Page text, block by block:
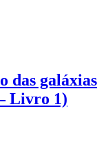
das galáxias
Livro 1)